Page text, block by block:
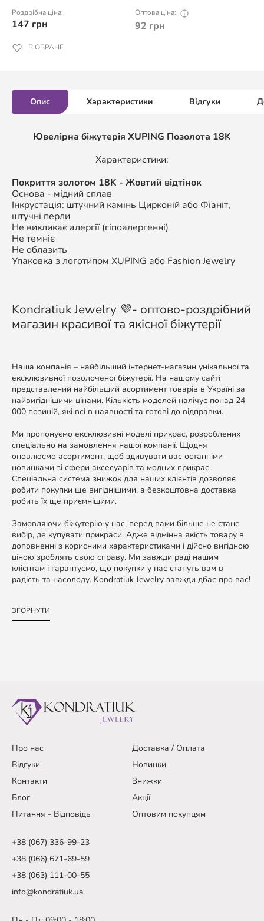
Роздрібна ціна:
147 грн
Оптова ціна:
92 грн
В ОБРАНЕ
Опис Характеристики Відгуки
Ювелірна біжутерія XUPING Позолота 18K
Характеристики:
Покриття золотом 18K - Жовтий відтінок
Основа - мідний сплав
Інкрустація: штучний камінь Цирконій або Фіаніт,
штучні перли
Не викликає алергії (гіпоалергенні)
Не темніє
Не облазить
Упаковка з логотипом XUPING або Fashion Jewelry
Kondratiuk Jewelry 💜- оптово-роздрібний
магазин красивої та якісної біжутерії
Наша компанія – найбільший інтернет-магазин унікальної та
ексклюзивної позолоченої біжутерії. На нашому сайті
представлений найбільший асортимент товарів в Україні за
найвигіднішими цінами. Кількість моделей налічує понад 24
000 позицій, які всі в наявності та готові до відправки.
Ми пропонуємо ексклюзивні моделі прикрас, розроблених
спеціально на замовлення нашої компанії. Щодня
оновлюємо асортимент, щоб здивувати вас останніми
новинками зі сфери аксесуарів та модних прикрас.
Спеціальна система знижок для наших клієнтів дозволяє
робити покупки ще вигіднішими, а безкоштовна доставка
робить їх ще приємнішими.
Замовляючи біжутерію у нас, перед вами більше не стане
вибір, де купувати прикраси. Адже відмінна якість товару в
доповненні з корисними характеристиками і дійсно вигідною
ціною зроблять свою справу. Ми завжди раді нашим
клієнтам і гарантуємо, що покупки у нас стануть вам в
радість та насолоду. Kondratiuk Jewelry завжди дбає про вас!
ЗГОРНУТИ
Про нас
Доставка / Оплата
Відгуки
Новинки
Контакти
Знижки
Блог
Акції
Питання - Відповідь
Оптовим покупцям
+38 (067) 336-99-23
+38 (066) 671-69-59
+38 (063) 111-00-55
info@kondratiuk.ua